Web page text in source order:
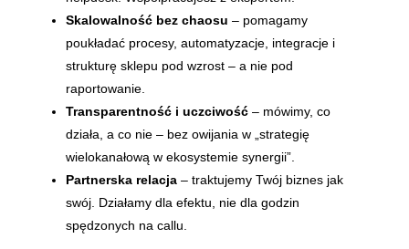
Skalowalność bez chaosu – pomagamy
poukładać procesy, automatyzacje, integracje i
strukturę sklepu pod wzrost – a nie pod
raportowanie.
Transparentność i uczciwość – mówimy, co
działa, a co nie – bez owijania w „strategię
wielokanałową w ekosystemie synergii”.
Partnerska relacja – traktujemy Twój biznes jak
swój. Działamy dla efektu, nie dla godzin
spędzonych na callu.